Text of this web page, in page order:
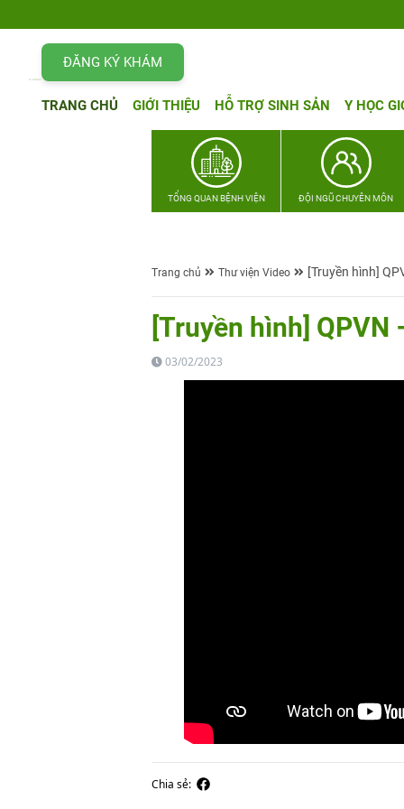
ĐĂNG KÝ KHÁM
TRANG CHỦ GIỚI THIỆU HỖ TRỢ SINH SẢN Y HỌC
TỔNG QUAN BỆNH VIỆN ĐỘI NGŨ CHUYÊN MÔN
Trang chủ Thư viện Video [Truyền hình]
[Truyền hình] QPVN
03/02/2023
Chia sẻ: